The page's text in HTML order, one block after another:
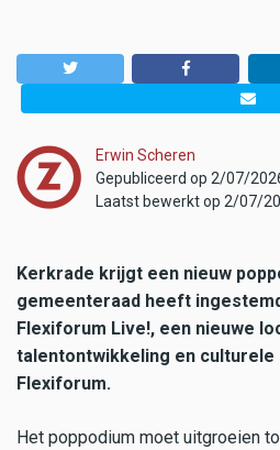
Erwin Scheren
Gepubliceerd op 2/07/
Laatst bewerkt op 2/07/
Kerkrade krijgt een nieuw
gemeenteraad heeft
Flexiforum Live!, een nieuwe
talentontwikkeling en
Flexiforum.
Het poppodium moet uitgroeien